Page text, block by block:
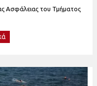
Ασφάλειας του Τμήματος